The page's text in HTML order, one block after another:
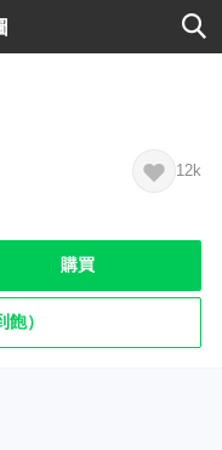
12k
購買
）